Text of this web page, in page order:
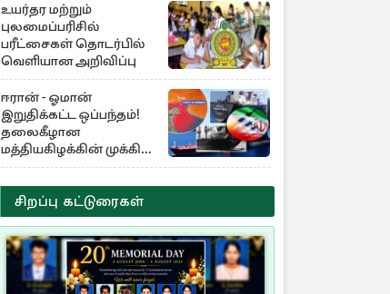
உயர்தர மற்றும்
புலமைப்பரிசில்
பரீட்சைகள் தொடர்பில்
வெளியான அறிவிப்பு
ஈரான் - ஓமான்
இறுதிக்கட்ட ஒப்பந்தம்!
தலைகீழான
மத்தியகிழக்கின் முக்கிய
பங்கு குறியீடுகள்
சிறப்பு கட்டுரைகள்